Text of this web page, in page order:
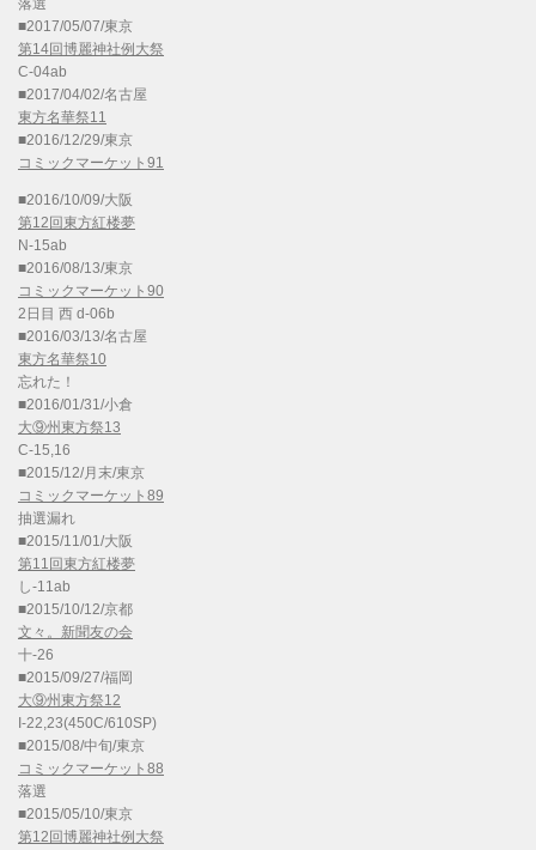
落選
■2017/05/07/東京
第14回博麗神社例大祭
C-04ab
■2017/04/02/名古屋
東方名華祭11
■2016/12/29/東京
コミックマーケット91
■2016/10/09/大阪
第12回東方紅楼夢
N-15ab
■2016/08/13/東京
コミックマーケット90
2日目 西 d-06b
■2016/03/13/名古屋
東方名華祭10
忘れた！
■2016/01/31/小倉
大⑨州東方祭13
C-15,16
■2015/12/月末/東京
コミックマーケット89
抽選漏れ
■2015/11/01/大阪
第11回東方紅楼夢
し-11ab
■2015/10/12/京都
文々。新聞友の会
十-26
■2015/09/27/福岡
大⑨州東方祭12
I-22,23(450C/610SP)
■2015/08/中旬/東京
コミックマーケット88
落選
■2015/05/10/東京
第12回博麗神社例大祭